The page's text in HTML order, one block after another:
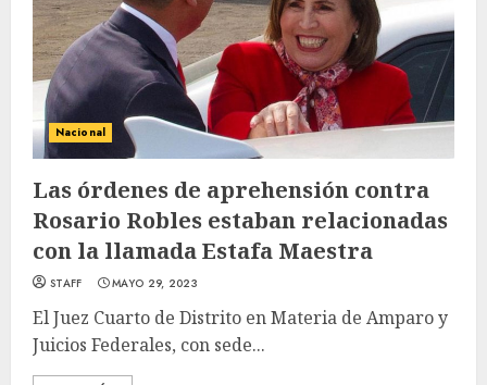
Nacional
Las órdenes de aprehensión contra
Rosario Robles estaban relacionadas
con la llamada Estafa Maestra
STAFF MAYO 29, 2023
El Juez Cuarto de Distrito en Materia de Amparo y
Juicios Federales, con sede...